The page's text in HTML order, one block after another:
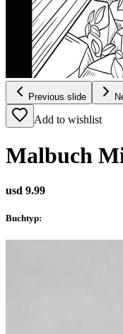
Previous slide
Add to wishlist
Malbuch
usd 9.99
Buchtyp: